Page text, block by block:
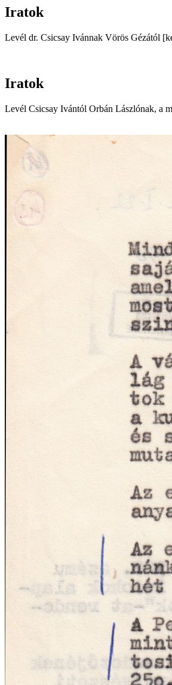
Iratok
Levél dr. Csicsay Ivánnak Vörös Gézától
Iratok
Levél Csicsay Ivántól Orbán Lászlónak, a